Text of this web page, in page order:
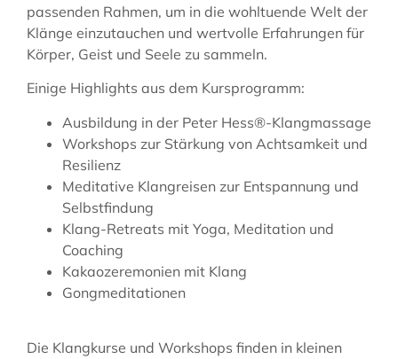
passenden Rahmen, um in die wohltuende Welt der
Klänge einzutauchen und wertvolle Erfahrungen für
Körper, Geist und Seele zu sammeln.
Einige Highlights aus dem Kursprogramm:
Ausbildung in der Peter Hess®-Klangmassage
Workshops zur Stärkung von Achtsamkeit und
Resilienz
Meditative Klangreisen zur Entspannung und
Selbstfindung
Klang-Retreats mit Yoga, Meditation und
Coaching
Kakaozeremonien mit Klang
Gongmeditationen
Die Klangkurse und Workshops finden in kleinen